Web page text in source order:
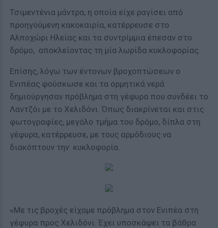
Τσιμεντένια μάντρα, η οποία είχε ραγίσει από
προηγούμενη κακοκαιρία, κατέρρευσε στο
Αλποχώρι Ηλείας και τα συντρίμμια έπεσαν στο
δρόμο, αποκλείοντας τη μία λωρίδα κυκλοφορίας.
Επίσης, λόγω των έντονων βροχοπτώσεων ο
Ενιπέας φούσκωσε και τα ορμητικά νερά
δημιούργησαν πρόβλημα στη γέφυρα που συνδέει το
Λαντζόι με το Χελιδόνι. Όπως διακρίνεται και στις
φωτογραφίες, μεγάλο τμήμα του δρόμο, δίπλα στη
γέφυρα, κατέρρευσε, με τους αρμόδιους να
διακόπτουν την κυκλοφορία.
«Με τις βροχές είχαμε πρόβλημα στον Ενιπέα στη
γέφυρα προς Χελιδόνι. Έχει υποσκάψει τα βάθρα